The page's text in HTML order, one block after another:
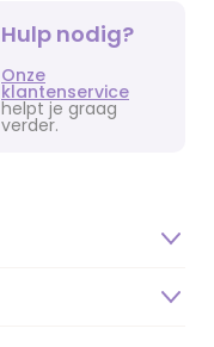
Hulp nodig?
Onze
klantenservice
helpt je graag
verder.